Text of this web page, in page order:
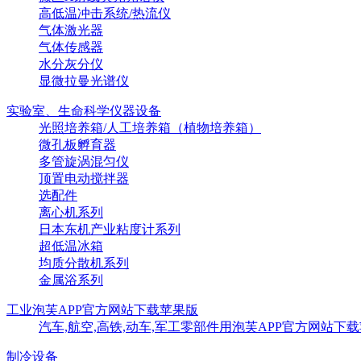
高低温冲击系统/热流仪
气体激光器
气体传感器
水分灰分仪
显微拉曼光谱仪
实验室、生命科学仪器设备
光照培养箱/人工培养箱（植物培养箱）
微孔板孵育器
多管旋涡混匀仪
顶置电动搅拌器
选配件
离心机系列
日本东机产业粘度计系列
超低温冰箱
均质分散机系列
金属浴系列
工业泡芙APP官方网站下载苹果版
汽车,航空,高铁,动车,军工零部件用泡芙APP官方网站下
制冷设备